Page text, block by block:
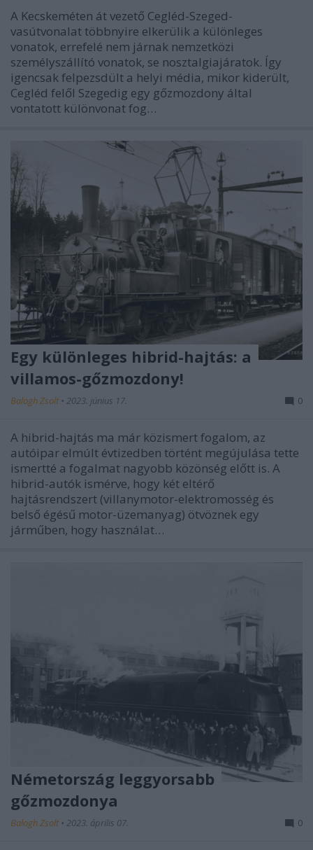
A Kecskeméten át vezető Cegléd-Szeged-
vasútvonalat többnyire elkerülik a különleges
vonatok, errefelé nem járnak nemzetközi
személyszállító vonatok, se nosztalgiajáratok. Így
igencsak felpezsdült a helyi média, mikor kiderült,
Cegléd felől Szegedig egy gőzmozdony által
vontatott különvonat fog…
Egy különleges hibrid-hajtás: a
villamos-gőzmozdony!
Balogh Zsolt • 2023. június 17. 0
A hibrid-hajtás ma már közismert fogalom, az
autóipar elmúlt évtizedben történt megújulása tette
ismertté a fogalmat nagyobb közönség előtt is. A
hibrid-autók ismérve, hogy két eltérő
hajtásrendszert (villanymotor-elektromosség és
belső égésű motor-üzemanyag) ötvöznek egy
járműben, hogy használat…
Németország leggyorsabb
gőzmozdonya
Balogh Zsolt • 2023. április 07. 0